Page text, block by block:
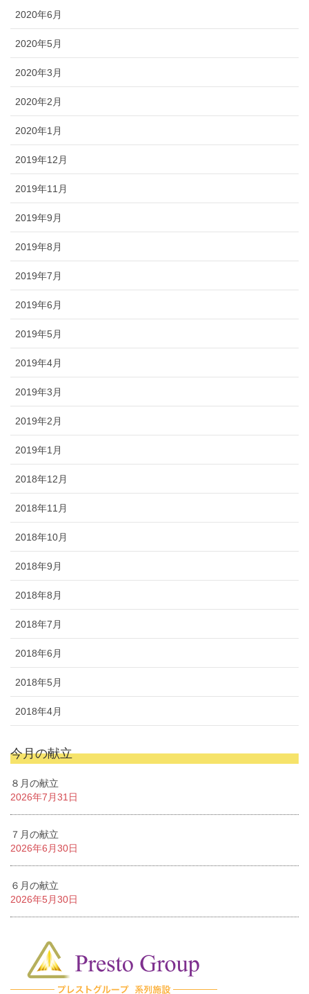
2020年6月
2020年5月
2020年3月
2020年2月
2020年1月
2019年12月
2019年11月
2019年9月
2019年8月
2019年7月
2019年6月
2019年5月
2019年4月
2019年3月
2019年2月
2019年1月
2018年12月
2018年11月
2018年10月
2018年9月
2018年8月
2018年7月
2018年6月
2018年5月
2018年4月
今月の献立
８月の献立
2026年7月31日
７月の献立
2026年6月30日
６月の献立
2026年5月30日